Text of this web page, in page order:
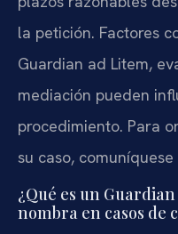
la petición. Factores
Guardian ad Litem,
mediación pueden
procedimiento. Para
su caso,
¿Qué es un
nombra en casos de